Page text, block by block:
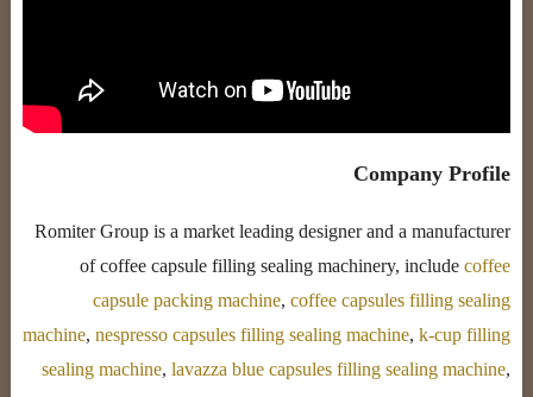
Company Profile
Romiter Group is a market leading designer and a manufacturer
of coffee capsule filling sealing machinery, includecoffee
capsule packing machine,coffee capsules filling sealing
machine,nespresso capsules filling sealing machine,k-cup filling
sealing machine,lavazza blue capsules filling sealing machine,